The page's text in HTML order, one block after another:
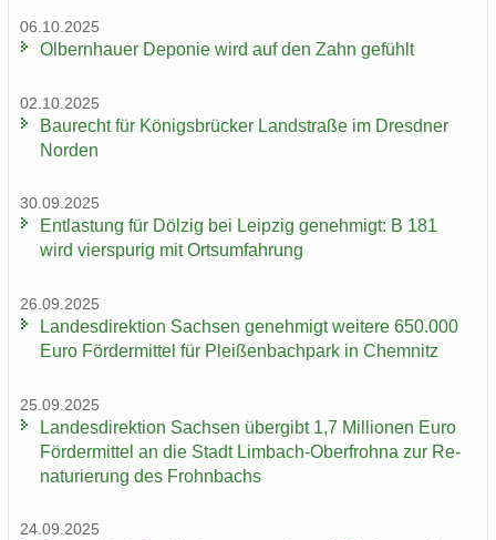
06.10.2025
Ol­bern­hau­er De­po­nie wird auf den Zahn ge­fühlt
02.10.2025
Bau­recht für Kö­nigs­brü­cker Land­stra­ße im Dresd­ner
Nor­den
30.09.2025
Ent­las­tung für Döl­zig bei Leip­zig ge­neh­migt: B 181
wird vier­spu­rig mit Orts­um­fah­rung
26.09.2025
Lan­des­di­rek­ti­on Sach­sen ge­neh­migt wei­te­re 650.000
Euro För­der­mit­tel für Plei­ßen­bach­park in Chem­nitz
25.09.2025
Lan­des­di­rek­ti­on Sach­sen über­gibt 1,7 Mil­lio­nen Euro
För­der­mit­tel an die Stadt Limbach-​Oberfrohna zur Re­
na­tu­rie­rung des Frohn­bachs
24.09.2025